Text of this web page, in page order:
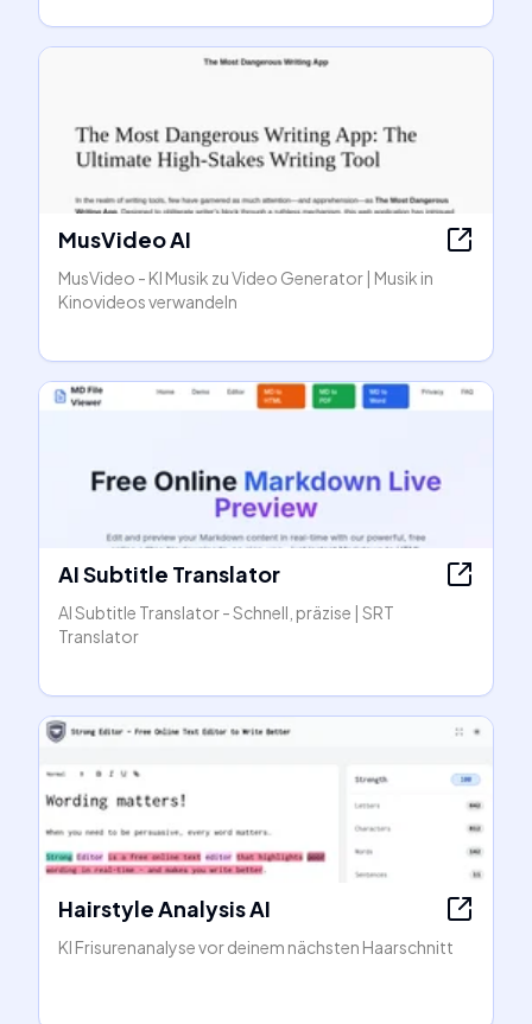
MusVideo AI
MusVideo - KI Musik zu Video Generator | Musik in
Kinovideos verwandeln
AI Subtitle Translator
AI Subtitle Translator - Schnell, präzise | SRT
Translator
Hairstyle Analysis AI
KI Frisurenanalyse vor deinem nächsten Haarschnitt